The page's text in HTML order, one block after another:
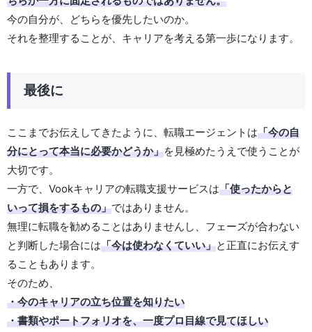
今の自分が、どちらを優先したいのか。
それを整理することが、キャリアを考える第一歩になります。
最後に
ここまでお伝えしてきたように、転職エージェントは「今の自
分にとって本当に必要かどうか」を見極めたうえで使うことが
大切です。
一方で、Vookキャリアの転職支援サービスは「使ったからと
いって損をするもの」ではありません。
無理に転職を勧めることはありませんし、フェーズが合わない
と判断した場合には「今は使わなくていい」と正直にお伝えす
ることもあります。
そのため、
・今のキャリアの立ち位置を知りたい
・書類やポートフォリオを、一度プロ目線で見てほしい